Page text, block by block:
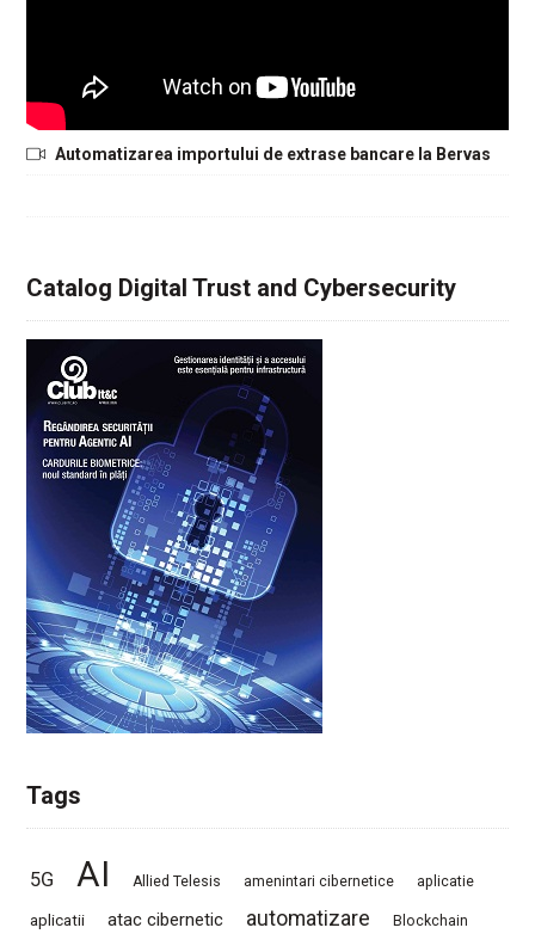
Automatizarea importului de extrase bancare la Bervas
Catalog Digital Trust and Cybersecurity
Tags
5G AI Allied Telesis amenintari cibernetice aplicatie
aplicatii atac cibernetic automatizare Blockchain